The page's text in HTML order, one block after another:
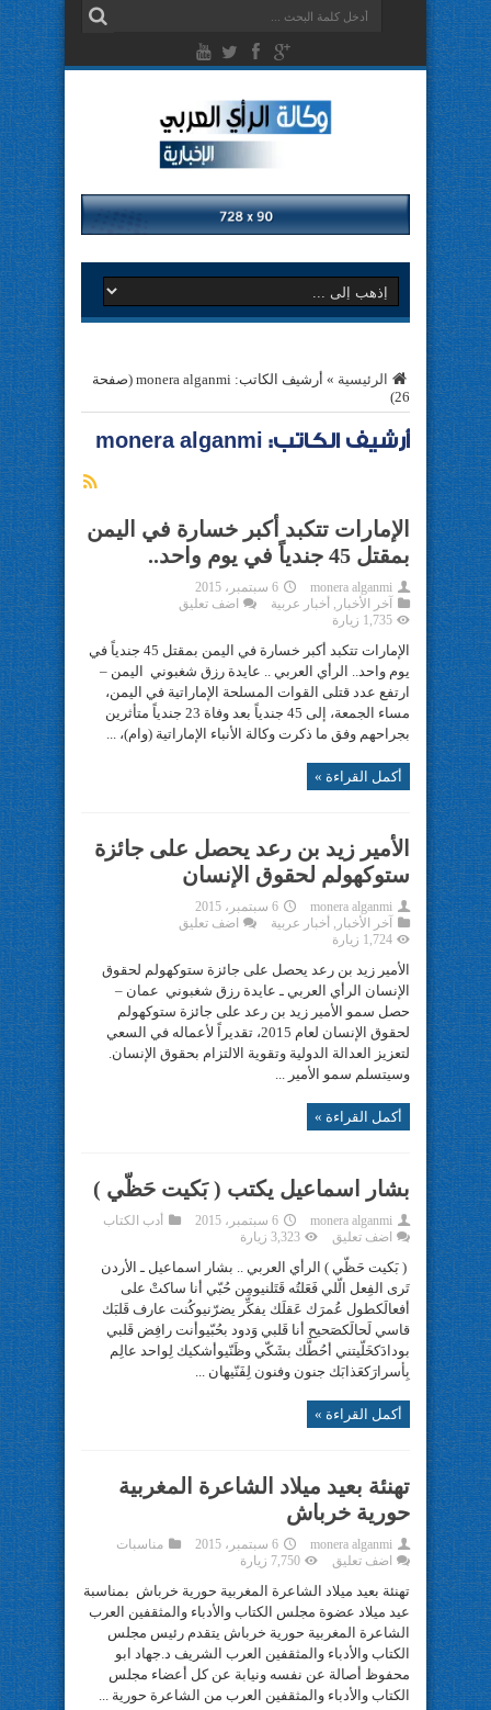
الرئيسية » أرشيف الكاتب: monera alganmi
(صفحة
26)
أرشيف الكاتب: monera alganmi
الإمارات تتكبد أكبر خسارة في اليمن
بمقتل 45 جندياً في يوم واحد..
monera alganmi
6 سبتمبر، 2015
آخر الأخبار , أخبار عربية
اضف تعليق
1,735 زيارة
الإمارات تتكبد أكبر خسارة في اليمن بمقتل 45 جندياً في
يوم واحد.. الرأي العربي .. عايدة رزق شغبوني اليمن –
ارتفع عدد قتلى القوات المسلحة الإماراتية في اليمن،
مساء الجمعة، إلى 45 جندياً بعد وفاة 23 جندياً متأثرين
بجراحهم وفق ما ذكرت وكالة الأنباء الإماراتية (وام)، ...
أكمل القراءة »
الأمير زيد بن رعد يحصل على جائزة
ستوكهولم لحقوق الإنسان
monera alganmi
6 سبتمبر، 2015
آخر الأخبار , أخبار عربية
اضف تعليق
1,724 زيارة
الأمير زيد بن رعد يحصل على جائزة ستوكهولم لحقوق
الإنسان الرأي العربي ـ عايدة رزق شغبوني عمان –
حصل سمو الأمير زيد بن رعد على جائزة ستوكهولم
لحقوق الإنسان لعام 2015، تقديراً لأعماله في السعي
لتعزيز العدالة الدولية وتقوية الالتزام بحقوق الإنسان.
وسيتسلم سمو الأمير ...
أكمل القراءة »
بشار اسماعيل يكتب ( بَكيت حَظّي )
monera alganmi 6 سبتمبر، 2015
أدب الكتاب
اضف تعليق
3,323 زيارة
( بَكيت حَظّي ) الرأي العربي .. بشار اسماعيل ـ الأردن
تَرى الفِعل الّلي فَعَلتُه قَتَلنيومِن حُبّي أنا ساكتْ على
أفعالَكطول عُمرَك عَقلَك يفكِّر يضرّنيوكُنت عارف قَلبَك
قاسي لَحالَكصَحيح أنا قَلبي وَدود بحُبّيوأنت رافِض قَلبي
بودادَكخَلّيتني أحُطَّك بشَكّي وظَنّيوأشكيك لِواحد عالِم
بِأسرارَكعَذابَك جنون وفنون لِفَنّيهان ...
أكمل القراءة »
تهنئة بعيد ميلاد الشاعرة المغربية
حورية خرباش
monera alganmi 6 سبتمبر، 2015
مناسبات
اضف تعليق
7,750 زيارة
تهنئة بعيد ميلاد الشاعرة المغربية حورية خرباش بمناسبة
عيد ميلاد عضوة مجلس الكتاب والأدباء والمثقفين العرب
الشاعرة المغربية حورية خرباش يتقدم رئيس مجلس
الكتاب والأدباء والمثقفين العرب الشريف د.جهاد ابو
محفوظ أصالة عن نفسه ونيابة عن كل أعضاء مجلس
الكتاب والأدباء والمثقفين العرب من الشاعرة حورية ...